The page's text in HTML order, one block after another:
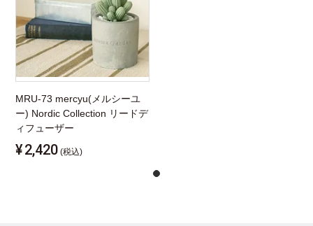
MRU-73 mercyu(メルシーユ
ー) Nordic Collection リードデ
ィフューザー
¥2,420 (税込)